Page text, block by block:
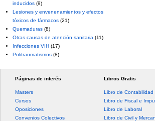
inducidos (9)
Lesiones y envenenamientos y efectos
tóxicos de fármacos (21)
Quemaduras (8)
Otras causas de atención sanitaria (11)
Infecciones VIH (17)
Politraumatismos (8)
Páginas de interés
Masters
Cursos
Oposiciones
Convenios Colectivos
Libros Gratis
Libro de Contabilidad
Libro de Fiscal e
Libro de Laboral
Libro de Civil y